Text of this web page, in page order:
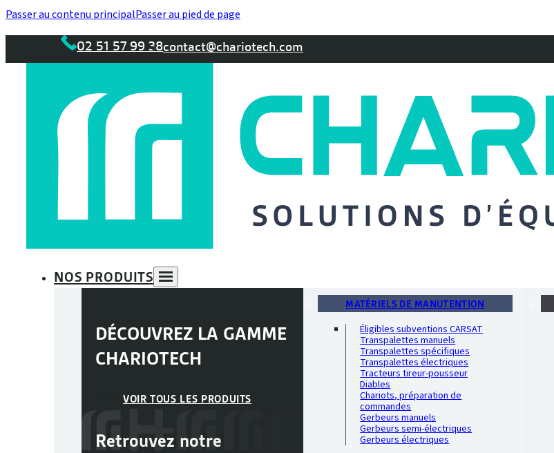
Passer au contenu principalPasser au pied de page
02 51 57 99 38contact@chariotech.com
NOS PRODUITS
DÉCOUVREZ LA GAMME
CHARIOTECH
VOIR TOUS LES PRODUITS
Retrouvez notre
MATÉRIELS DE MANUTENTION
Éligibles subventions CARSAT
Transpalettes manuels
Transpalettes spécifiques
Transpalettes électriques
Tracteurs tireur-pousseur
Diables
Chariots, préparation de
commandes
Gerbeurs manuels
Gerbeurs semi-électriques
Gerbeurs électriques